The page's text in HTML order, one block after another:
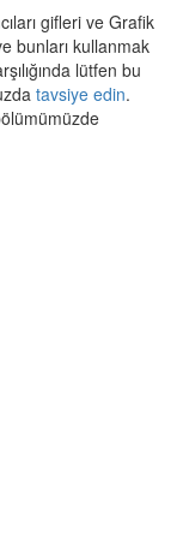
gifleri ve Grafik
bunları kullanmak
lütfen bu
tavsiye edin.